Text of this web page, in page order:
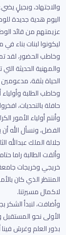
والاجتهاد، وبجيلٍ
اليوم هدية جديدة
عزيمتهم من قائد
ليكونوا لبنات
وخاطب الحضور، لقد
والمهنية الحديثة
الحياة بثقة، مدعومين
وخاطب الطلبة
حافلة بالتحديات،
وأنتم أولياء الأمور
الفضل، ونسأل الله أن
جلالة الملك عبدالله
وألقت الطالبة راما
خريجي وخريجات
المنتظر الذي كان
لاكمال مسيرتنا.
وأضافت، لنبدأ الشكر
الأولى نحو المستقبل
بذور العلم وغرسَ